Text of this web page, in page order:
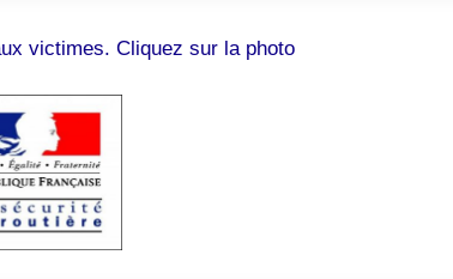
victimes. Cliquez sur la photo